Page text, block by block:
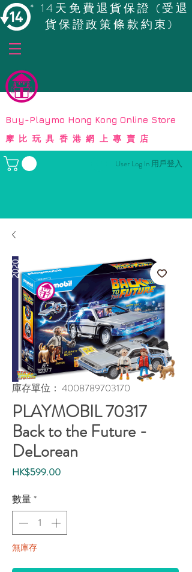
* 14天免費退貨保證 (受退
貨保證政策條款約束)
© Copyright
Buy-Playmo Hong Kong Online Store
摩比玩具香港網上專賣店
User Log In 用戶登入
庫存單位： 4008789703170
PLAYMOBIL 70317
Back to the Future -
DeLorean
HK$599.00價
數量*
無庫存